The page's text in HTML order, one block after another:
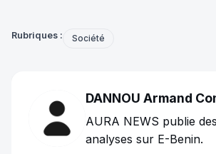
Rubriques : Société
DANNOU Armand
AURA NEWS publie
analyses sur E-Benin.